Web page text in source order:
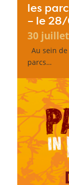
les
– le
30
Au sein
parcs…